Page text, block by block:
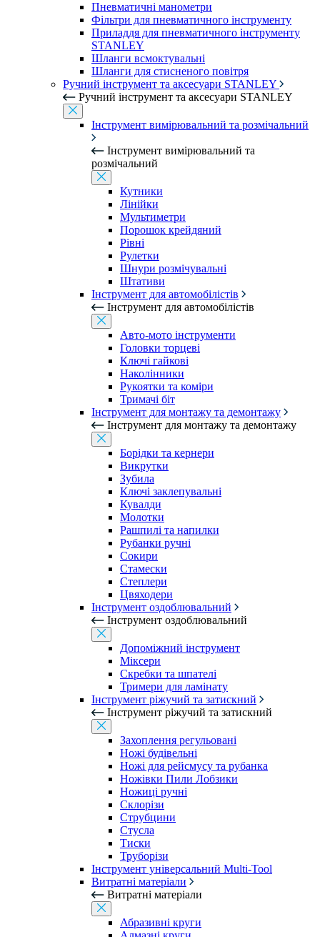
Пневматичні манометри
Фільтри для пневматичного інструменту
Приладдя для пневматичного інструменту
STANLEY
Шланги всмоктувальні
Шланги для стисненого повітря
Ручний інструмент та аксесуари STANLEY
Ручний інструмент та аксесуари STANLEY
Інструмент вимірювальний та розмічальний
Інструмент вимірювальний та
розмічальний
Кутники
Лінійки
Мультиметри
Порошок крейдяний
Рівні
Рулетки
Шнури розмічувальні
Штативи
Інструмент для автомобілістів
Інструмент для автомобілістів
Авто-мото інструменти
Головки торцеві
Ключі гайкові
Наколінники
Рукоятки та коміри
Тримачі біт
Інструмент для монтажу та демонтажу
Інструмент для монтажу та демонтажу
Борідки та кернери
Викрутки
Зубила
Ключі заклепувальні
Кувалди
Молотки
Рашпилі та напилки
Рубанки ручні
Сокири
Стамески
Степлери
Цвяходери
Інструмент оздоблювальний
Інструмент оздоблювальний
Допоміжний інструмент
Міксери
Скребки та шпателі
Тримери для ламінату
Інструмент ріжучий та затискний
Інструмент ріжучий та затискний
Захоплення регульовані
Ножі будівельні
Ножі для рейсмусу та рубанка
Ножівки Пили Лобзики
Ножиці ручні
Склорізи
Струбцини
Стусла
Тиски
Труборізи
Інструмент універсальний Multi-Tool
Витратні матеріали
Витратні матеріали
Абразивні круги